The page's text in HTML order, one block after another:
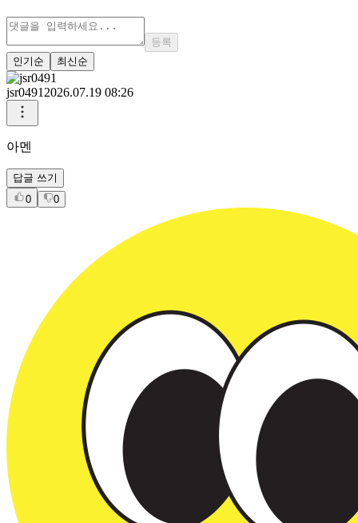
등록
인기순
최신순
jsr0491 2026.07.19 08:26
아멘
답글 쓰기
0
0